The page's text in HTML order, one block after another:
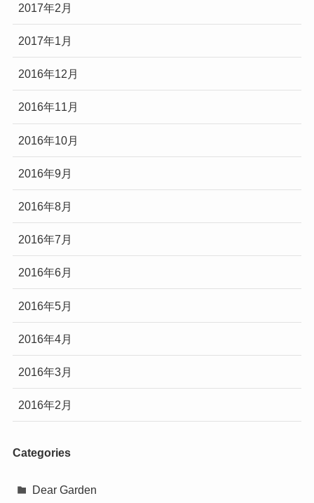
2017年2月
2017年1月
2016年12月
2016年11月
2016年10月
2016年9月
2016年8月
2016年7月
2016年6月
2016年5月
2016年4月
2016年3月
2016年2月
Categories
Dear Garden